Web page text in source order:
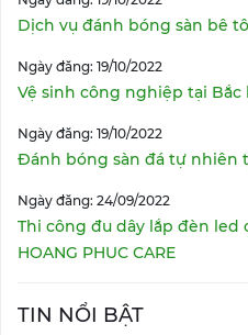
Dịch vụ đánh bóng sàn bê
Ngày đăng: 19/10/2022
Vệ sinh công nghiệp tại Bắc
Ngày đăng: 19/10/2022
Đánh bóng sàn đá tự nhiên
Ngày đăng: 24/09/2022
Thi công đu dây lắp đèn led
HOANG PHUC CARE
TIN NỔI BẬT